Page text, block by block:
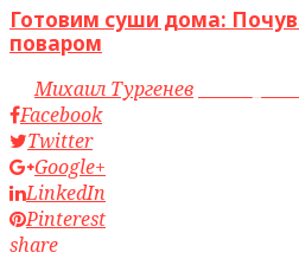
Готовим суши дома:
поваром
byМихаил Тургенев
Facebook
Twitter
Google+
LinkedIn
Pinterest
share